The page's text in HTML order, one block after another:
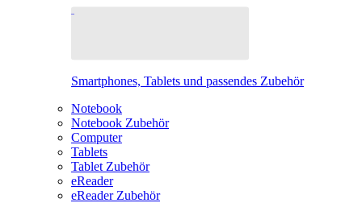
Smartphones, Tablets und passendes Zubehör
Notebook
Notebook Zubehör
Computer
Tablets
Tablet Zubehör
eReader
eReader Zubehör